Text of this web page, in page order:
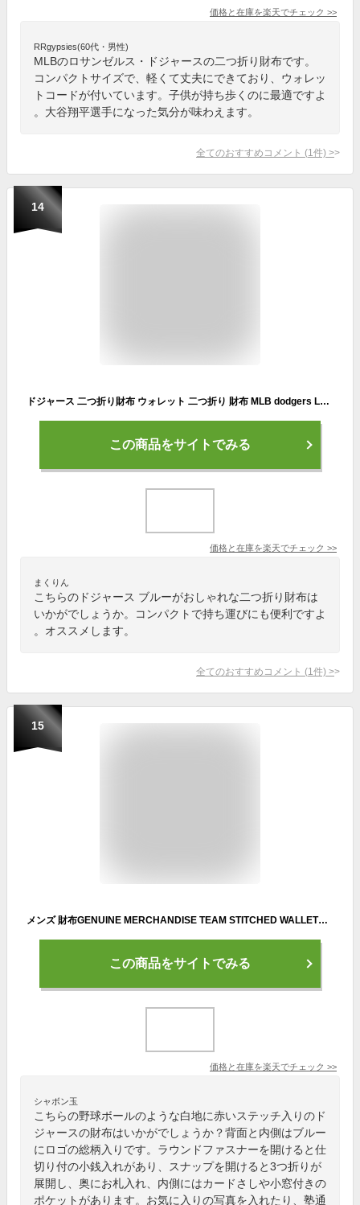
価格と在庫を楽天でチェック >>
RRgypsies(60代・男性)
MLBのロサンゼルス・ドジャースの二つ折り財布です。
コンパクトサイズで、軽くて丈夫にできており、ウォレッ
トコードが付いています。子供が持ち歩くのに最適ですよ
。大谷翔平選手になった気分が味わえます。
全てのおすすめコメント (1 件) >
14
ドジャース 二つ折り財布 ウォレット 二つ折り 財布 MLB dodgers LA LOS ANGELES ロサンゼルス ドジャース グッズ ロゴ コンパクト ブルー プレゼント シンプル ナイロン おしゃれ メジャーリーグ ベースボール 野球 大谷翔平 ローライダー ウエストコースト アメリカ 雑貨
この商品をサイトでみる
価格と在庫を楽天でチェック >>
まくりん
こちらのドジャース ブルーがおしゃれな二つ折り財布は
いかがでしょうか。コンパクトで持ち運びにも便利ですよ
。オススメします。
全てのおすすめコメント (1 件) >
15
メンズ 財布GENUINE MERCHANDISE TEAM STITCHED WALLETジェニュイン マーチャンダイス チーム ステッチド ウォレットLA DODGERS(エルエードジャース)男女兼用 MLB 野球 メジャー オフィシャル
この商品をサイトでみる
価格と在庫を楽天でチェック >>
シャボン玉
こちらの野球ボールのような白地に赤いステッチ入りのド
ジャースの財布はいかがでしょうか？背面と内側はブルー
にロゴの総柄入りです。ラウンドファスナーを開けると仕
切り付の小銭入れがあり、スナップを開けると3つ折りが
展開し、奥にお札入れ、内側にはカードさしや小窓付きの
ポケットがあります。お気に入りの写真を入れたり、塾通